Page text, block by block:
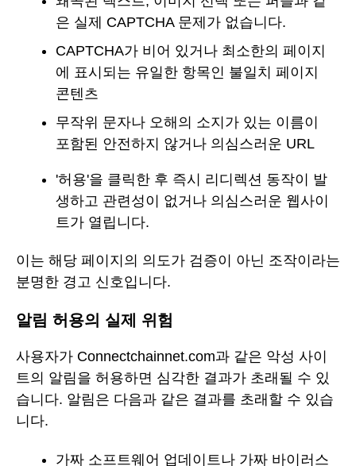
은 실제 CAPTCHA 문제가 없습니다.
CAPTCHA가 비어 있거나 최소한의 페이지
에 표시되는 유일한 항목인 불일치 페이지
콘텐츠
무작위 문자나 오해의 소지가 있는 이름이
포함된 안전하지 않거나 의심스러운 URL
'허용'을 클릭한 후 즉시 리디렉션 동작이 발
생하고 관련성이 없거나 의심스러운 웹사이
트가 열립니다.
이는 해당 페이지의 의도가 검증이 아닌 조작이라는
분명한 경고 신호입니다.
알림 허용의 실제 위험
사용자가 Connectchainnet.com과 같은 악성 사이
트의 알림을 허용하면 심각한 결과가 초래될 수 있
습니다. 알림은 다음과 같은 결과를 초래할 수 있습
니다.
가짜 소프트웨어 업데이트나 가짜 바이러스